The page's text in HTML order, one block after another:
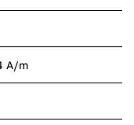
A/m